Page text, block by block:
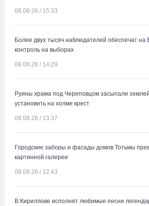
08.08.26 / 15:33
Более двух тысяч наблюдателей обеспечат на
контроль на выборах
08.08.26 / 14:29
Руины храма под Череповцом засыпали
установить на холме крест
08.08.26 / 13:37
Городские заборы и фасады домов Тотьмы
картинной галереи
08.08.26 / 12:43
В Кириллове исполнят любимые песни